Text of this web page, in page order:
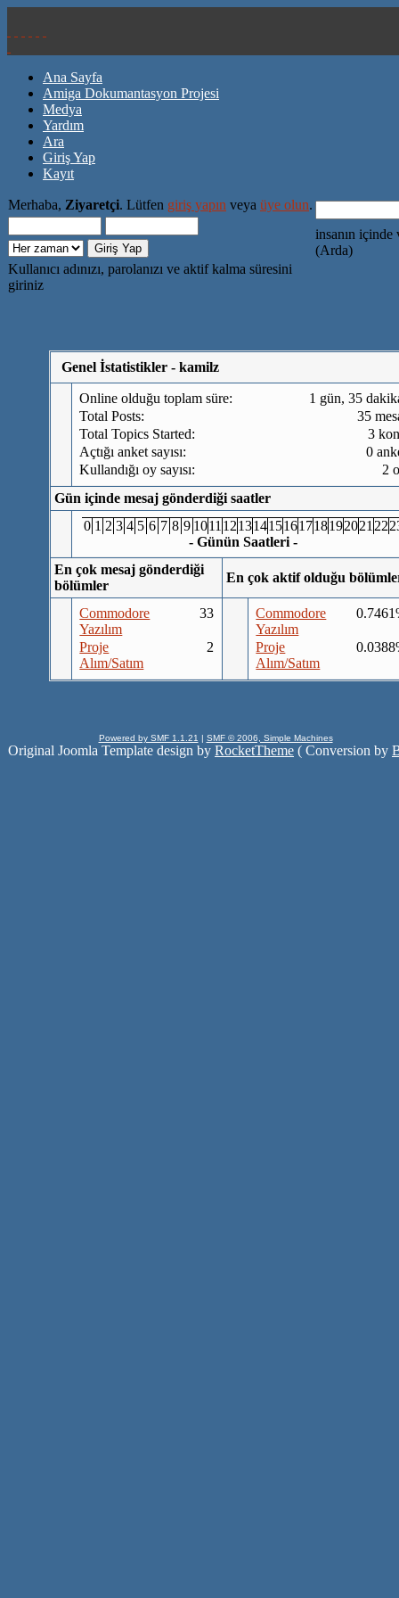
Ana Sayfa
Amiga Dokumantasyon Projesi
Medya
Yardım
Ara
Giriş Yap
Kayıt
Merhaba, Ziyaretçi. Lütfen giriş yapın veya üye olun.
Kullanıcı adınızı, parolanızı ve aktif kalma süresini
giriniz
insanın içinde
(Arda)
Genel İstatistikler - kamilz
Online olduğu toplam süre:
1 gün, 35
Total Posts:
35
Total Topics Started:
3
Açtığı anket sayısı:
0
Kullandığı oy sayısı:
2
Gün içinde mesaj gönderdiği saatler
0 1 2 3 4 5 6 7 8 9 1011 12131415161718192021 22
- Günün Saatleri -
En çok mesaj gönderdiği
bölümler
En çok aktif olduğu
Commodore
Yazılım
33
Proje
Alım/Satım
2
Commodore
Yazılım
Proje
Alım/Satım
Powered by SMF 1.1.21 | SMF © 2006, Simple Machines
Original Joomla Template design by RocketTheme ( Conversion by